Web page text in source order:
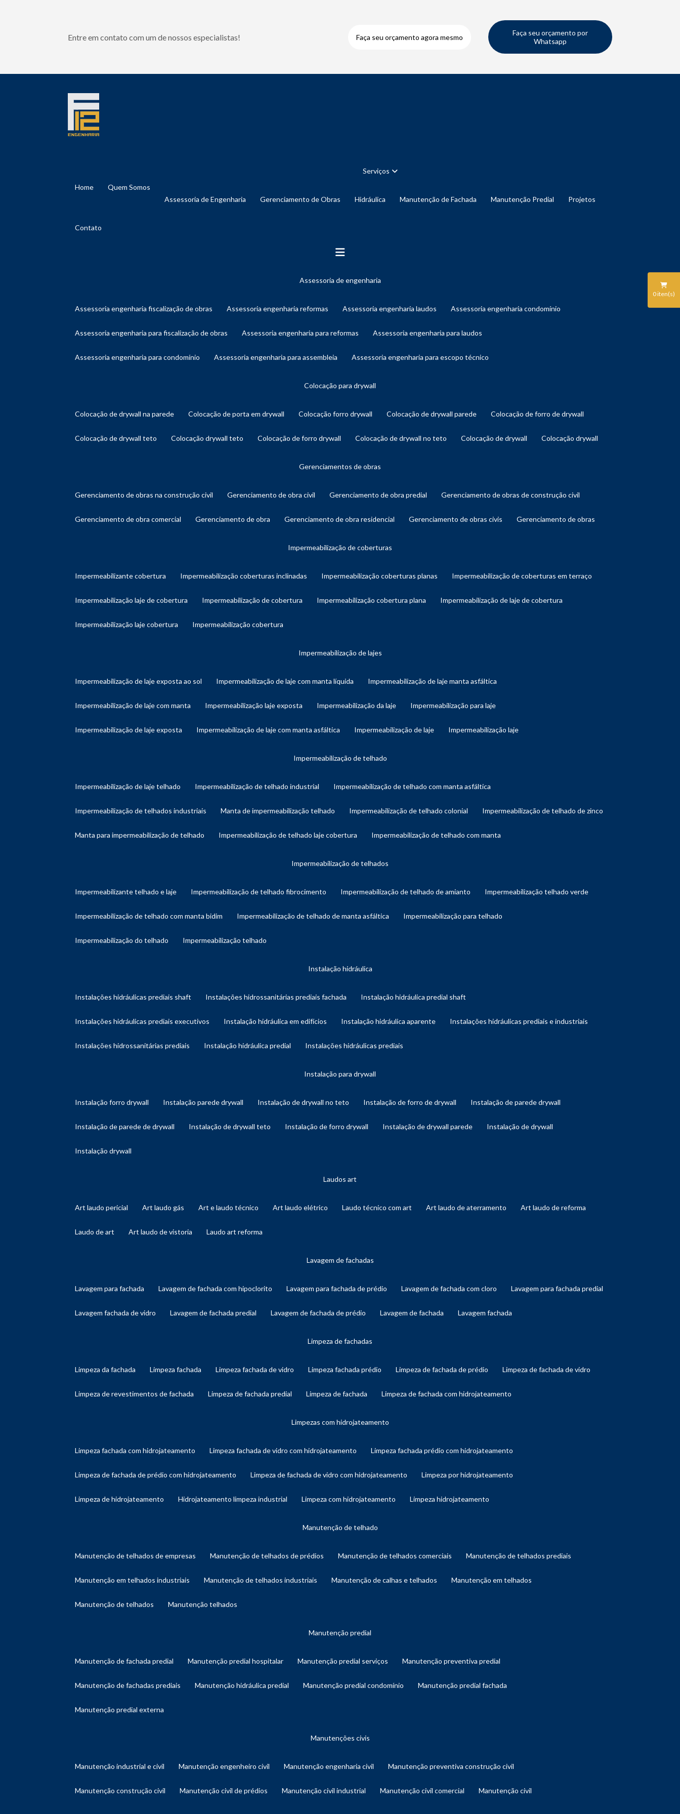
Entre em contato com um de nossos especialistas! Faça seu orçamento agora mesmo
Faça seu orçamento por
Whatsapp
Home Quem Somos
Serviços
Assessoria de Engenharia Gerenciamento de Obras Hidráulica Manutenção de Fachada Manutenção Predial Projetos
Contato
assessoria de engenharia
assessoria engenharia fiscalização de obras assessoria engenharia reformas assessoria engenharia laudos assessoria engenharia condomínio
assessoria engenharia para fiscalização de obras assessoria engenharia para reformas assessoria engenharia para laudos
assessoria engenharia para condomínio assessoria engenharia para assembleia assessoria engenharia para escopo técnico
colocação para drywall
colocação de drywall na parede colocação de porta em drywall colocação forro drywall colocação de drywall parede colocação de forro de drywall
colocação de drywall teto colocação drywall teto colocação de forro drywall colocação de drywall no teto colocação de drywall colocação drywall
gerenciamentos de obras
gerenciamento de obras na construção civil gerenciamento de obra civil gerenciamento de obra predial gerenciamento de obras de construção civil
gerenciamento de obra comercial gerenciamento de obra gerenciamento de obra residencial gerenciamento de obras civis gerenciamento de obras
impermeabilização de coberturas
impermeabilizante cobertura impermeabilização coberturas inclinadas impermeabilização coberturas planas impermeabilização de coberturas em terraço
impermeabilização laje de cobertura impermeabilização de cobertura impermeabilização cobertura plana impermeabilização de laje de cobertura
impermeabilização laje cobertura impermeabilização cobertura
impermeabilização de lajes
impermeabilização de laje exposta ao sol impermeabilização de laje com manta líquida impermeabilização de laje manta asfáltica
impermeabilização de laje com manta impermeabilização laje exposta impermeabilização da laje impermeabilização para laje
impermeabilização de laje exposta impermeabilização de laje com manta asfáltica impermeabilização de laje impermeabilização laje
impermeabilização de telhado
impermeabilização de laje telhado impermeabilização de telhado industrial impermeabilização de telhado com manta asfáltica
impermeabilização de telhados industriais manta de impermeabilização telhado impermeabilização de telhado colonial impermeabilização de telhado de zinco
manta para impermeabilização de telhado impermeabilização de telhado laje cobertura impermeabilização de telhado com manta
impermeabilização de telhados
impermeabilizante telhado e laje impermeabilização de telhado fibrocimento impermeabilização de telhado de amianto impermeabilização telhado verde
impermeabilização de telhado com manta bidim impermeabilização de telhado de manta asfáltica impermeabilização para telhado
impermeabilização do telhado impermeabilização telhado
instalação hidráulica
instalações hidráulicas prediais shaft instalações hidrossanitárias prediais fachada instalação hidráulica predial shaft
instalações hidráulicas prediais executivos instalação hidráulica em edifícios instalação hidráulica aparente instalações hidráulicas prediais e industriais
instalações hidrossanitárias prediais instalação hidráulica predial instalações hidráulicas prediais
instalação para drywall
instalação forro drywall instalação parede drywall instalação de drywall no teto instalação de forro de drywall instalação de parede drywall
instalação de parede de drywall instalação de drywall teto instalação de forro drywall instalação de drywall parede instalação de drywall
instalação drywall
laudos art
art laudo pericial art laudo gás art e laudo técnico art laudo elétrico laudo técnico com art art laudo de aterramento art laudo de reforma
laudo de art art laudo de vistoria laudo art reforma
lavagem de fachadas
lavagem para fachada lavagem de fachada com hipoclorito lavagem para fachada de prédio lavagem de fachada com cloro lavagem para fachada predial
lavagem fachada de vidro lavagem de fachada predial lavagem de fachada de prédio lavagem de fachada lavagem fachada
limpeza de fachadas
limpeza da fachada limpeza fachada limpeza fachada de vidro limpeza fachada prédio limpeza de fachada de prédio limpeza de fachada de vidro
limpeza de revestimentos de fachada limpeza de fachada predial limpeza de fachada limpeza de fachada com hidrojateamento
limpezas com hidrojateamento
limpeza fachada com hidrojateamento limpeza fachada de vidro com hidrojateamento limpeza fachada prédio com hidrojateamento
limpeza de fachada de prédio com hidrojateamento limpeza de fachada de vidro com hidrojateamento limpeza por hidrojateamento
limpeza de hidrojateamento hidrojateamento limpeza industrial limpeza com hidrojateamento limpeza hidrojateamento
manutenção de telhado
manutenção de telhados de empresas manutenção de telhados de prédios manutenção de telhados comerciais manutenção de telhados prediais
manutenção em telhados industriais manutenção de telhados industriais manutenção de calhas e telhados manutenção em telhados
manutenção de telhados manutenção telhados
manutenção predial
manutenção de fachada predial manutenção predial hospitalar manutenção predial serviços manutenção preventiva predial
manutenção de fachadas prediais manutenção hidráulica predial manutenção predial condomínio manutenção predial fachada
manutenção predial externa
manutenções civis
manutenção industrial e civil manutenção engenheiro civil manutenção engenharia civil manutenção preventiva construção civil
manutenção construção civil manutenção civil de prédios manutenção civil industrial manutenção civil comercial manutenção civil
0iten(s)